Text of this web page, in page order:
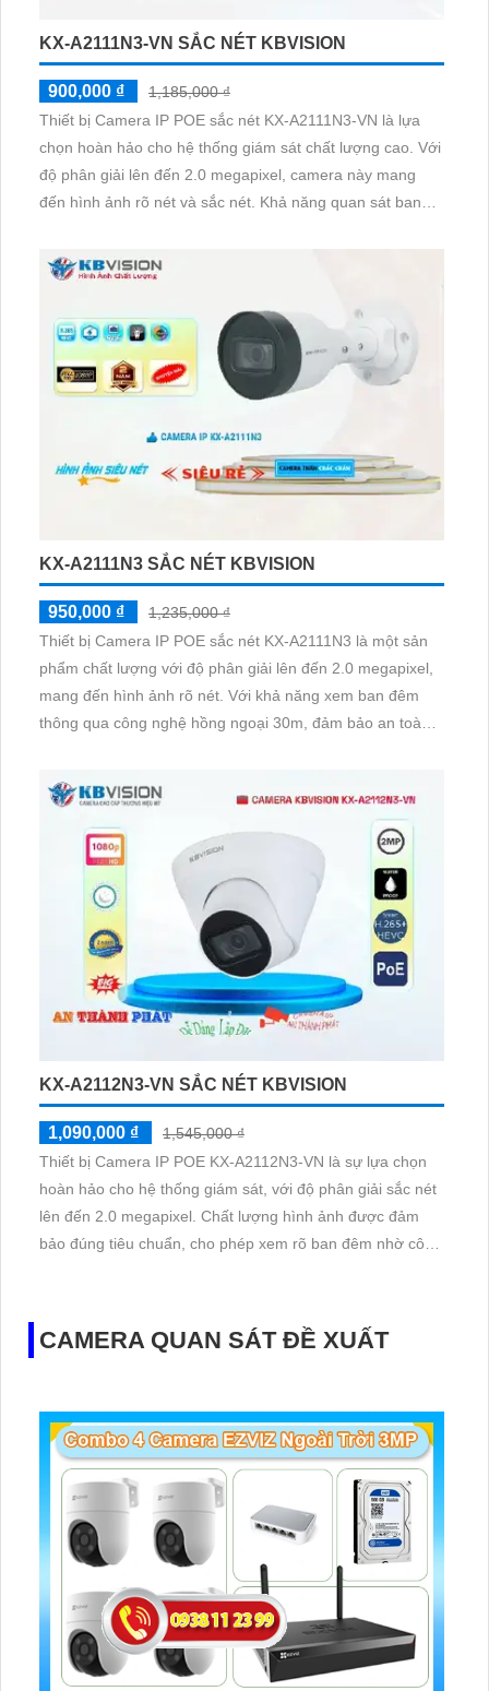
KX-A2111N3-VN SẮC NÉT KBVISION
900,000 ₫
1,185,000 ₫
Thiết bị Camera IP POE sắc nét KX-A2111N3-VN là lựa
chọn hoàn hảo cho hệ thống giám sát chất lượng cao. Với
độ phân giải lên đến 2.0 megapixel, camera này mang
đến hình ảnh rõ nét và sắc nét. Khả năng quan sát ban
không gian vệ tinh
KX-A2111N3 SẮC NÉT KBVISION
950,000 ₫
1,235,000 ₫
Thiết bị Camera IP POE sắc nét KX-A2111N3 là một sản
phẩm chất lượng với độ phân giải lên đến 2.0 megapixel,
mang đến hình ảnh rõ nét. Với khả năng xem ban đêm
thông qua công nghệ hồng ngoại 30m, đảm bảo an toàn
một cách ổn định mà không giảm chất lượng
KX-A2112N3-VN SẮC NÉT KBVISION
1,090,000 ₫
1,545,000 ₫
Thiết bị Camera IP POE KX-A2112N3-VN là sự lựa chọn
hoàn hảo cho hệ thống giám sát, với độ phân giải sắc nét
lên đến 2.0 megapixel. Chất lượng hình ảnh được đảm
bảo đúng tiêu chuẩn, cho phép xem rõ ban đêm nhờ công
CAMERA QUAN SÁT ĐỀ XUẤT